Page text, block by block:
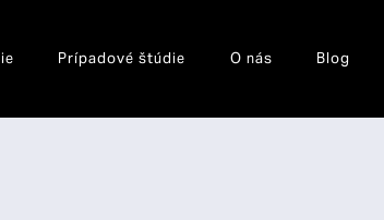
Prípadové štúdie O nás Blog